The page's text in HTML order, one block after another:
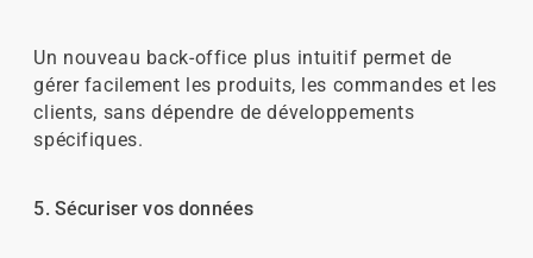
Un nouveau back-office plus intuitif permet de
gérer facilement les produits, les commandes et les
clients, sans dépendre de développements
spécifiques.
5. Sécuriser vos données